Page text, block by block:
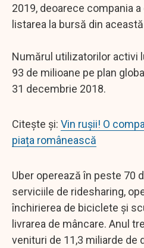
2019, deoarece compania
listarea la bursă din
Numărul utilizatorilor activi
93 de milioane pe plan
31 decembrie 2018.
Citește și: Vin rușii! O
piața românească
Uber operează în peste 70
serviciile de ridesharing,
închirierea de biciclete şi
livrarea de mâncare. Anul
venituri de 11,3 miliarde de